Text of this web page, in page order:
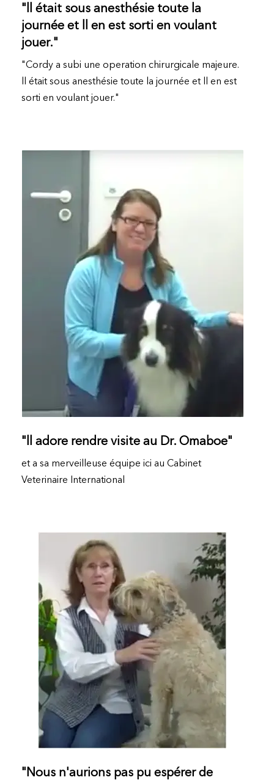
"ll était sous anesthésie toute la
journée et ll en est sorti en voulant
jouer."
"Cordy a subi une operation chirurgicale majeure.
ll était sous anesthésie toute la journée et ll en est
sorti en voulant jouer."
"ll adore rendre visite au Dr. Omaboe"
et a sa merveilleuse équipe ici au Cabinet
Veterinaire International
"Nous n'aurions pas pu espérer de